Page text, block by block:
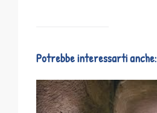
Potrebbe interessarti anche: